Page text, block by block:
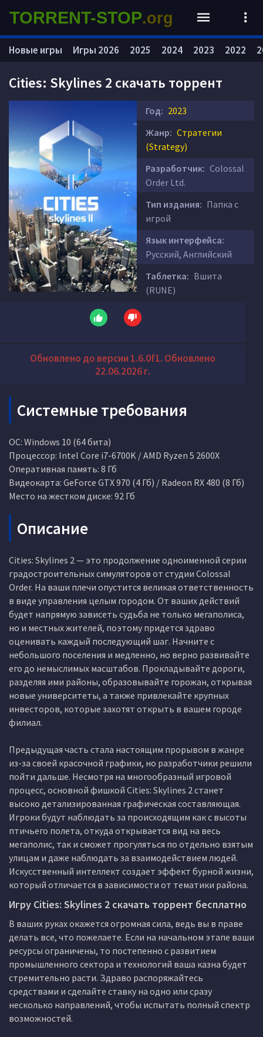
Cities: Skylines 2 скачать торрент
Год: 2023
Жанр: Стратегии
(Strategy)
Разработчик: Colossal
Order Ltd.
Тип издания: Папка с
игрой
Язык интерфейса:
Русский, Английский
Таблетка: Вшита
(RUNE)
Обновлено до версии 1.6.0f1. Обновлено
22.06.2026 г.
Системные требования
ОС: Windows 10 (64 бита)
Процессор: Intel Core i7-6700K / AMD Ryzen 5 2600X
Оперативная память: 8 Гб
Видеокарта: GeForce GTX 970 (4 Гб) / Radeon RX 480 (8 Гб)
Место на жестком диске: 92 Гб
Описание
Cities: Skylines 2 — это продолжение одноименной серии
градостроительных симуляторов от студии Colossal
Order. На ваши плечи опустится великая ответственность
в виде управления целым городом. От ваших действий
будет напрямую зависеть судьба не только мегаполиса,
но и местных жителей, поэтому придется здраво
оценивать каждый последующий шаг. Начните с
небольшого поселения и медленно, но верно развивайте
его до немыслимых масштабов. Прокладывайте дороги,
разделяя ими районы, образовывайте горожан, открывая
новые университеты, а также привлекайте крупных
инвесторов, которые захотят открыть в вашем городе
филиал.
Предыдущая часть стала настоящим прорывом в жанре
из-за своей красочной графики, но разработчики решили
пойти дальше. Несмотря на многообразный игровой
процесс, основной фишкой Cities: Skylines 2 станет
высоко детализированная графическая составляющая.
Игроки будут наблюдать за происходящим как с высоты
птичьего полета, откуда открывается вид на весь
мегаполис, так и сможет прогуляться по отдельно взятым
улицам и даже наблюдать за взаимодействием людей.
Искусственный интеллект создает эффект бурной жизни,
который отличается в зависимости от тематики района.
Игру Cities: Skylines 2 скачать торрент бесплатно
В ваших руках окажется огромная сила, ведь вы в праве
делать все, что пожелаете. Если на начальном этапе ваши
ресурсы ограничены, то постепенно с развитием
промышленного сектора и технологий ваша казна будет
стремительно расти. Здраво распоряжайтесь
средствами и сделайте ставку на одно или сразу
несколько направлений, чтобы испытать полный спектр
возможностей.
Новые игры Игры 2026 2025 2024 2023 2022
TORRENT-STOP.org